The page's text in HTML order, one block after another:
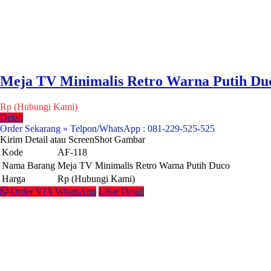
Meja TV Minimalis Retro Warna Putih
Rp (Hubungi Kami)
Detail
Order Sekarang » Telpon/WhatsApp : 081-229-525-525
Kirim Detail atau ScreenShot Gambar
Kode
AF-118
Nama Barang Meja TV Minimalis Retro Warna Putih Duco
Harga
Rp (Hubungi Kami)
Order VIA WhatsApp Lihat Detail